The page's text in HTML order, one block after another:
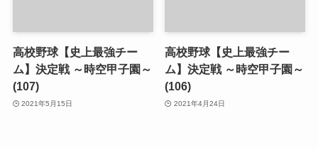
高校野球【史上最強チー
ム】決定戦 ～時空甲子園～
(107)
2021年5月15日
高校野球【史上最強チー
ム】決定戦 ～時空甲子園～
(106)
2021年4月24日